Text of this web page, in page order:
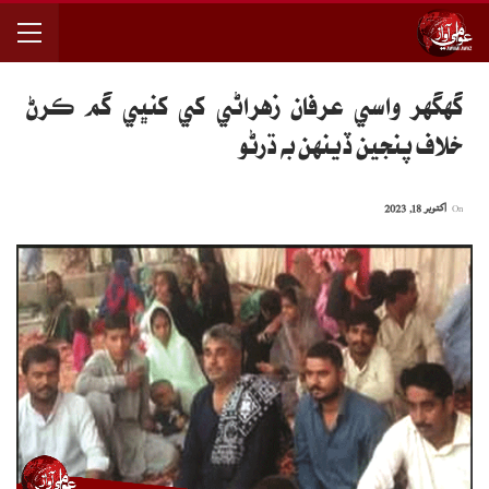
گهگهر واسي عرفان زهراڻي کي کنڀي گم ڪرڻ
خلاف پنجين ڏينهن به ڌرڻو
اکتوبر 18, 2023